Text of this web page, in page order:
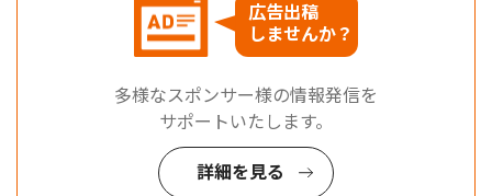
広告出稿
しませんか？
多様なスポンサー様の情報発信を
サポートいたします。
詳細を見る